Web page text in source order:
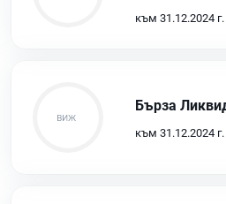
към 31.12.2024 г.
Бърза
към 31.12.2024 г.